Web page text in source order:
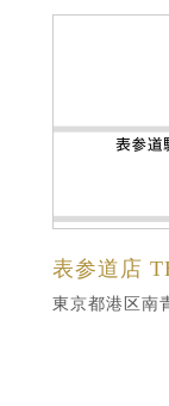
表参道店
東京都港区南